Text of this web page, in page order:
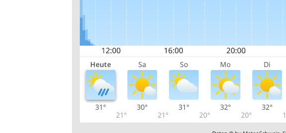
Heute Sa So Mo Di
31°
21°
30°
21°
31°
20°
32°
20°
32°